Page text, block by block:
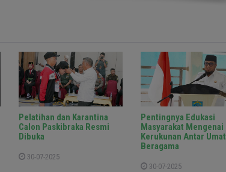
Pelatihan dan Karantina
Calon Paskibraka Resmi
Dibuka
30-07-2025
Pentingnya Edukasi
Masyarakat Mengenai
Kerukunan Antar Umat
Beragama
30-07-2025